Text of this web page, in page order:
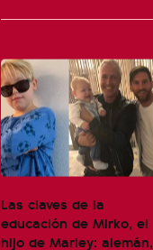
Las claves de la
educación de Mirko, el
hijo de Marley: alemán,